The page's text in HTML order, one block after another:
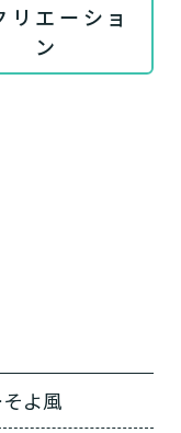
リエーショ
ン
よ風